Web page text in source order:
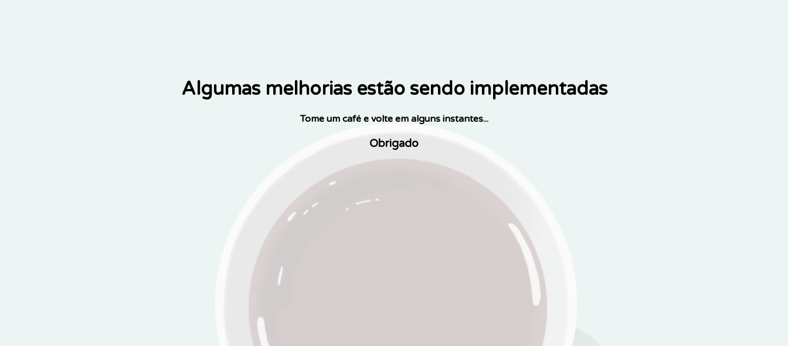
Algumas melhorias estão sendo implementadas
Tome um café e volte em alguns instantes...
Obrigado